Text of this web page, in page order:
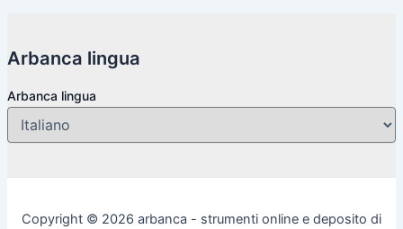
Arbanca lingua
Arbanca lingua
Copyright © 2026 arbanca - strumenti online e deposito di